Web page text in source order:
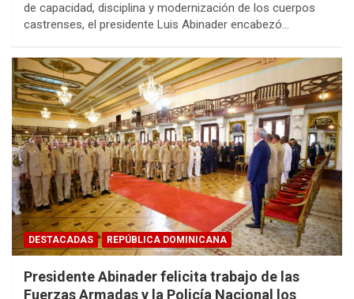
de capacidad, disciplina y modernización de los cuerpos
castrenses, el presidente Luis Abinader encabezó…
DESTACADAS REPÚBLICA DOMINICANA
Presidente Abinader felicita trabajo de las
Fuerzas Armadas y la Policía Nacional los